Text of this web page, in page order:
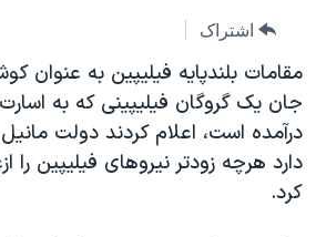
جهش
جستجوویژه برنامه‌ها
ویدیوها
فرهنگ و زندگی
۲۵۰سالگی آمریکا
بایگانی برنامه‌های تلویزیونی
مستندها
فرکانس‌های صدای آمریکا
یادگیری زبان انگلیسی
دنبال کنید
اشتراک
مقامات بلندپايه فيليپين به عنوان
جان يک گروگان فيليپينی که به
درآمده است، اعلام کردند دولت
دارد هرچه زودتر نيروهای فيليپين را
کرد.